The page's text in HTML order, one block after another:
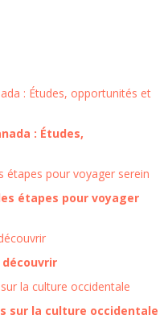
: Études,
étapes pour voyager
découvrir
sur la culture occidentale